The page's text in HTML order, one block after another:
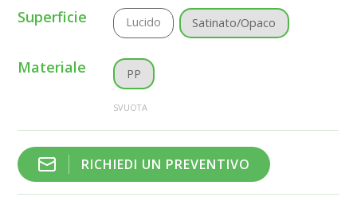
Superficie Lucido Satinato/Opaco
Materiale PP
SVUOTA
RICHIEDI UN PREVENTIVO